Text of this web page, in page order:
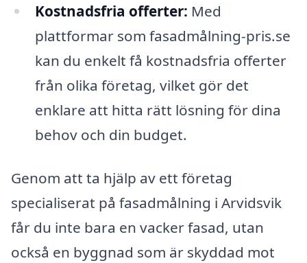
Kostnadsfria offerter: Med
plattformar som fasadmålning-pris.se
kan du enkelt få kostnadsfria offerter
från olika företag, vilket gör det
enklare att hitta rätt lösning för dina
behov och din budget.
Genom att ta hjälp av ett företag
specialiserat på fasadmålning i Arvidsvik
får du inte bara en vacker fasad, utan
också en byggnad som är skyddad mot